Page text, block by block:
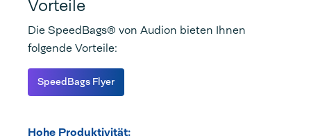
Vorteile
Die SpeedBags® von Audion bieten Ihnen
folgende Vorteile:
SpeedBags Flyer
Hohe Produktivität: